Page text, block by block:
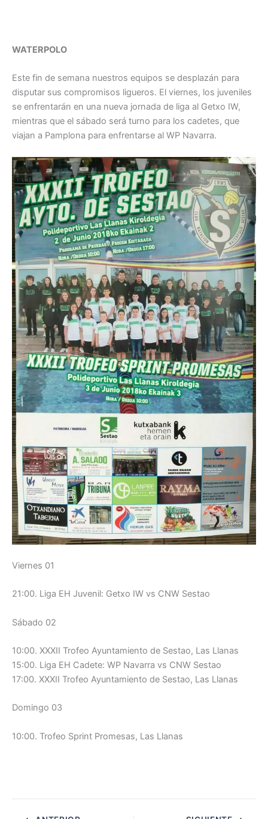
WATERPOLO
Este fin de semana nuestros equipos se desplazán para
disputar sus compromisos ligueros. El viernes, los juveniles
se enfrentarán en una nueva jornada de liga al Getxo IW,
mientras que el sábado será turno para los cadetes, que
viajan a Pamplona para enfrentarse al WP Navarra.
Viernes 01
21:00. Liga EH Juvenil: Getxo IW vs CNW Sestao
Sábado 02
10:00. XXXII Trofeo Ayuntamiento de Sestao, Las Llanas
15:00. Liga EH Cadete: WP Navarra vs CNW Sestao
17:00. XXXII Trofeo Ayuntamiento de Sestao, Las Llanas
Domingo 03
10:00. Trofeo Sprint Promesas, Las Llanas